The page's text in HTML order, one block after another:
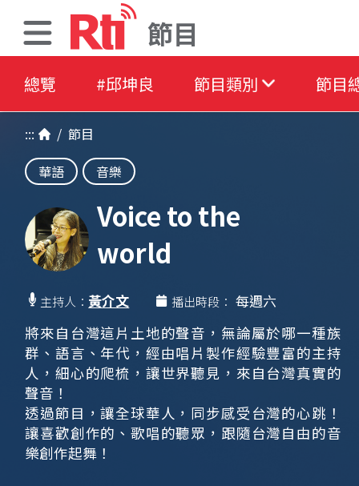
節目
總覽 #邱坤良 節目類別 節目
::: / 節目
華語
音樂
Voice to the
world
主持人： 黃介文 播出時段： 每週六
將來自台灣這片土地的聲音，無論屬於哪一種族
群、語言、年代，經由唱片製作經驗豐富的主持
人，細心的爬梳，讓世界聽見，來自台灣真實的
聲音！
透過節目，讓全球華人，同步感受台灣的心跳！
讓喜歡創作的、歌唱的聽眾，跟隨台灣自由的音
樂創作起舞！